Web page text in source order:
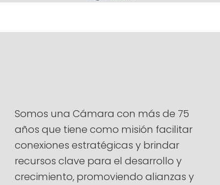
Somos una Cámara con más de 75
años que tiene como misión facilitar
conexiones estratégicas y brindar
recursos clave para el desarrollo y
crecimiento, promoviendo alianzas y